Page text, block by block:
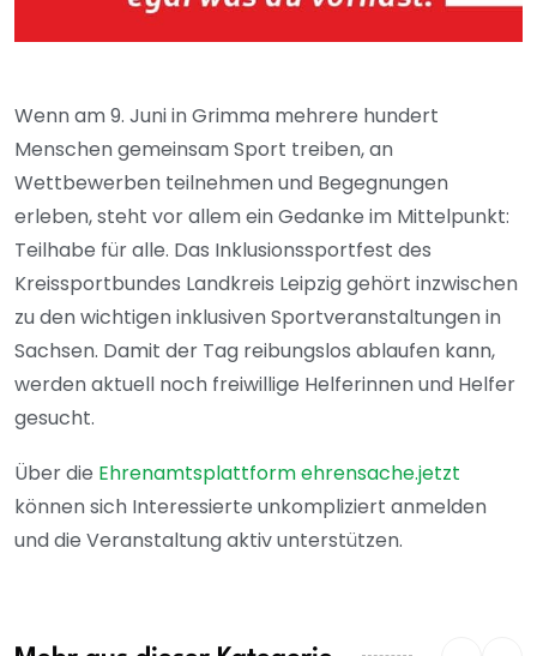
Wenn am 9. Juni in Grimma mehrere hundert
Menschen gemeinsam Sport treiben, an
Wettbewerben teilnehmen und Begegnungen
erleben, steht vor allem ein Gedanke im Mittelpunkt:
Teilhabe für alle. Das Inklusionssportfest des
Kreissportbundes Landkreis Leipzig gehört inzwischen
zu den wichtigen inklusiven Sportveranstaltungen in
Sachsen. Damit der Tag reibungslos ablaufen kann,
werden aktuell noch freiwillige Helferinnen und Helfer
gesucht.
Über die Ehrenamtsplattform ehrensache.jetzt
können sich Interessierte unkompliziert anmelden
und die Veranstaltung aktiv unterstützen.